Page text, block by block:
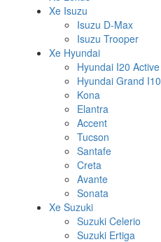
Xe Isuzu
Isuzu D-Max
Isuzu Trooper
Xe Hyundai
Hyundai I20 Active
Hyundai Grand I10
Kona
Elantra
Accent
Tucson
Santafe
Creta
Avante
Sonata
Xe Suzuki
Suzuki Celerio
Suzuki Ertiga